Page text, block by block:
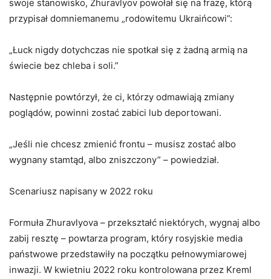
swoje stanowisko, Zhuravlyov powołał się na frazę, którą
przypisał domniemanemu „rodowitemu Ukraińcowi”:
„Łuck nigdy dotychczas nie spotkał się z żadną armią na
świecie bez chleba i soli.”
Następnie powtórzył, że ci, którzy odmawiają zmiany
poglądów, powinni zostać zabici lub deportowani.
„Jeśli nie chcesz zmienić frontu – musisz zostać albo
wygnany stamtąd, albo zniszczony” – powiedział.
Scenariusz napisany w 2022 roku
Formuła Zhuravlyova – przekształć niektórych, wygnaj albo
zabij resztę – powtarza program, który rosyjskie media
państwowe przedstawiły na początku pełnowymiarowej
inwazji. W kwietniu 2022 roku kontrolowana przez Kreml